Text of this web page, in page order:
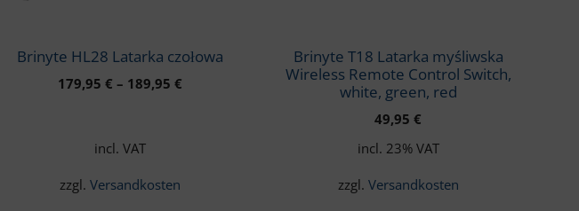
Brinyte HL28 Latarka czołowa
179,95€ – 189,95€
incl. VAT
zzgl.Versandkosten
Brinyte T18 Latarka myśliwska
Wireless Remote Control Switch,
white, green, red
49,95€
incl. 23% VAT
zzgl. Versandkosten